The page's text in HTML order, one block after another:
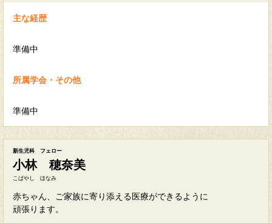
主な経歴
準備中
所属学会・その他
準備中
新生児科 フェロー
小林 穂奈美
こばやし ほなみ
赤ちゃん、ご家族に寄り添える医療ができるように
頑張ります。